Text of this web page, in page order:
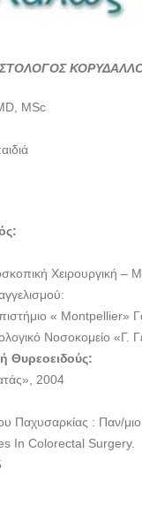
MSc
Χειρουργική –
« Montpellier»
Νοσοκομείο «Γ.
Θυρεοειδούς:
2004
Παχυσαρκίας : Παν/
In Colorectal Surgery.